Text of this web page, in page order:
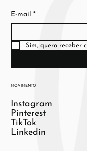
E-mail *
Sim, quero receber
MOVIMENTO
Instagram
Pinterest
TikTok
Linkedin